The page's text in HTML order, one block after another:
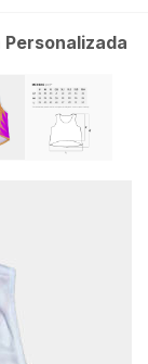
Personalizada